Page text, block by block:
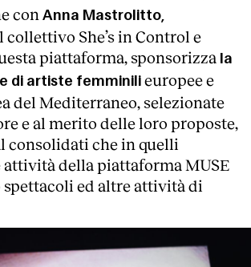
con Anna Mastrolitto,
She’s in Control e
piattaforma, sponsorizza la
di artiste femminili europee e
del Mediterraneo, selezionate
e al merito delle loro proposte,
consolidati che in quelli
attività della piattaforma MUSE
ed altre attività di